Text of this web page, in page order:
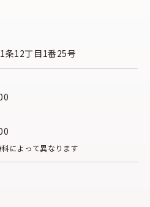
条12丁目1番25号
によって異なります